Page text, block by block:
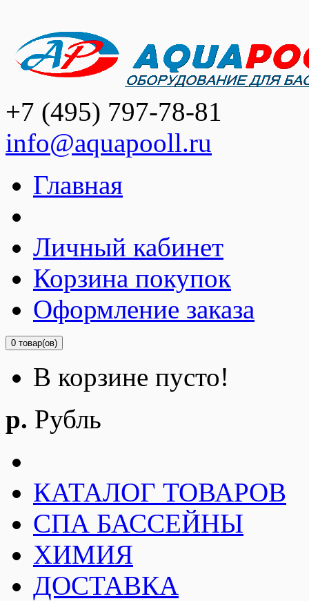
+7 (495) 797-78-81
info@aquapooll.ru
Главная
Личный кабинет
Корзина покупок
Оформление заказа
0 товар(ов)
В корзине пусто!
р. Рубль
КАТАЛОГ ТОВАРОВ
СПА БАССЕЙНЫ
ХИМИЯ
ДОСТАВКА